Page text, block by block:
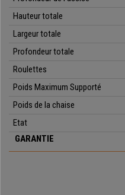
Assise ajustable en hauteur
Hauteur totale
Largeur totale
Profondeur totale
Roulettes
Poids Maximum Supporté
Poids de la chaise
Etat
GARANTIE